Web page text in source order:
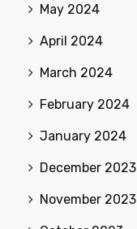
May 2024
April 2024
March 2024
February 2024
January 2024
December 2023
November 2023